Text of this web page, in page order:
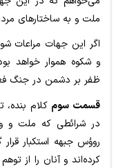
ملت و به ساختارهای
اگر این جهات مراعات
و شکوه هموار خواهد
ظفر بر دشمن در جنگ
قسمت سوم کلام
در شرائطی که ملت و
روؤس جبهه استکبار
کرده‌اند و آنان را از